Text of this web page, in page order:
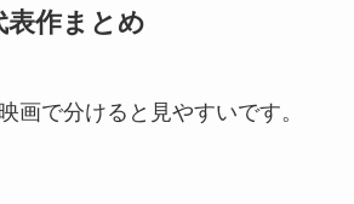
表作まとめ
画で分けると見やすいです。